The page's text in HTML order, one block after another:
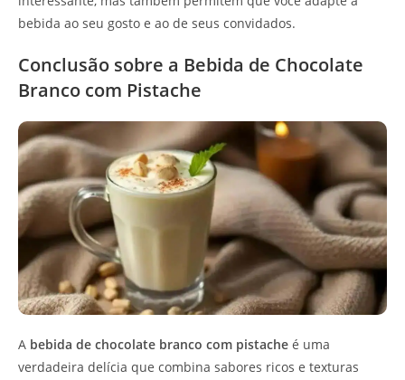
bebida ao seu gosto e ao de seus convidados.
Conclusão sobre a Bebida de Chocolate
Branco com Pistache
A bebida de chocolate branco com pistache é uma
verdadeira delícia que combina sabores ricos e texturas